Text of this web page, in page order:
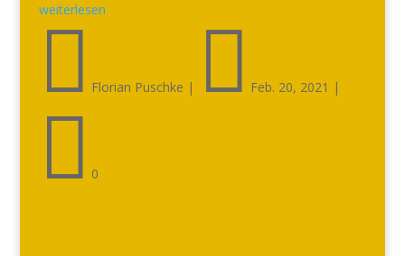
weiterlesen
 Florian Puschke |  Feb. 20, 2021 |
 0